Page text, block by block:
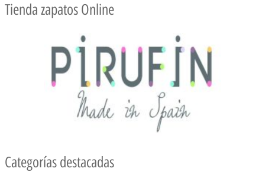
Tienda zapatos Online
Categorías destacadas